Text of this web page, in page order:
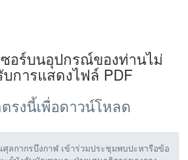
ซอร์บนอุปกรณ์ของท่านไม่
บการแสดงไฟล์ PDF
รงนี้เพื่อดาวน์โหลด
ศุลกากรบึงกาฬ เข้าร่วมประชุมพบปะหารือข้อ